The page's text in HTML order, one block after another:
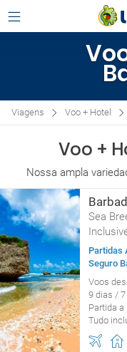
Viagens Voo + Hotel
Voo +
Nossa ampla
Sea
Partidas
Seguro
Voos
9 dias /
Partida a
Tudo